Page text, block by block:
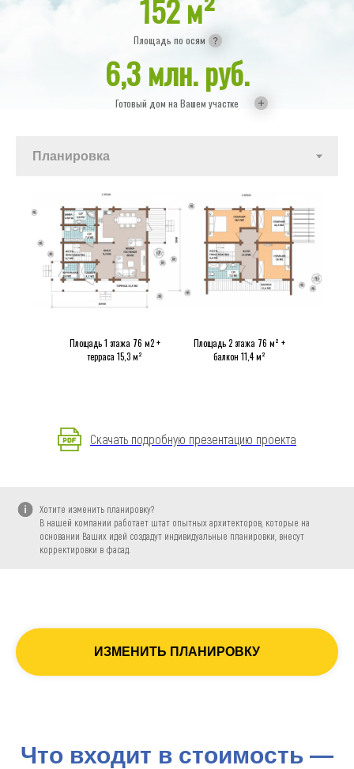
152 м²
6,3 млн. руб.
Готовый дом на Вашем участке
Площадь по осям
Площадь 1 этажа 76 м2 +
терраса 15,3 м²
Площадь 2 этажа 76 м² +
балкон 11,4 м²
Скачать подробную презентацию проекта
Хотите изменить планировку?
В нашей компании работает штат опытных архитекторов, которые на
основании Ваших идей создадут индивидуальные планировки, внесут
корректировки в фасад.
ИЗМЕНИТЬ ПЛАНИРОВКУ
Что входит в стоимость —